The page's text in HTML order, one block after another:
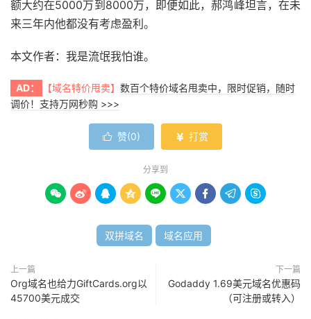
额大约在5000万到8000万，即便如此，郝鸿峰坦言，在未
来三年内他都没有考虑盈利。
本文作者：我是流氓我怕谁。
AD： 【域名特价甩卖】 数百个特价域名甩卖中，限时促销，随时
调价！支持万网秒购 >>>
 赞(0)  打赏
分享到
        
双拼域名 域名应用
上一篇
Org域名也给力GiftCards.org以
45700美元成交
下一篇
Godaddy 1.69美元域名优惠码
（可注册或转入）